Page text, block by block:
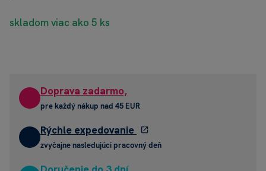
skladom viac ako 5 ks
Doprava zadarmo,
pre každý nákup nad 45 EUR
Rýchle expedovanie
zvyčajne nasledujúci pracovný deň